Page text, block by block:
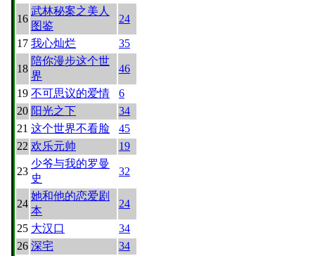
16
武林秘案之美人
图鉴
24
17 我心灿烂 35
18
陪你漫步这个世
界
46
19 不可思议的爱情
6
20 阳光之下
34
21 这个世界不看脸
45
22 欢乐元帅 19
23
少爷与我的罗曼
史
32
24
她和他的恋爱剧
本
24
25 大汉口
34
26 深宅 34